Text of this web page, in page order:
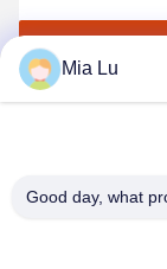
cơ với công
mỗi giờ và tỷ lệ
≥95%Mia Lu
Good day, what